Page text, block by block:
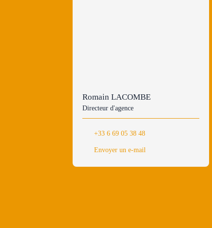
Romain LACOMBE
Directeur d'agence
+33 6 69 05 38 48
Envoyer un e-mail